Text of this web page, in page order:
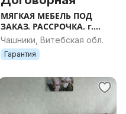
МЯГКАЯ МЕБЕЛЬ ПОД
ЗАКАЗ. РАССРОЧКА. г.
Чашники
Чашники, Витебская обл.
Гарантия